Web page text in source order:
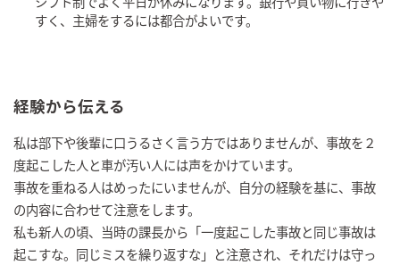
すく、主婦をするには都合がよいです。
経験から伝える
私は部下や後輩に口うるさく言う方ではありませんが、事故を２
度起こした人と車が汚い人には声をかけています。
事故を重ねる人はめったにいませんが、自分の経験を基に、事故
の内容に合わせて注意をします。
私も新人の頃、当時の課長から「一度起こした事故と同じ事故は
起こすな。同じミスを繰り返すな」と注意され、それだけは守っ